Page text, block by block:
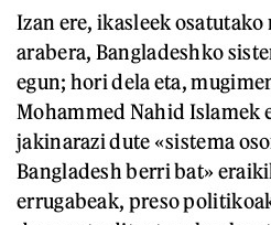
Izan ere, ikasleek
arabera, Bangladeshko
egun; hori dela eta,
Mohammed Nahid Islamek
jakinarazi dute «sistema
Bangladesh berri bat»
errugabeak, preso